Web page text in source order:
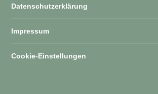
Datenschutzerklärung
Impressum
Cookie-Einstellungen